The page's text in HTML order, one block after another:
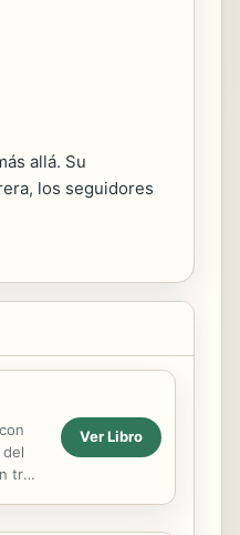
allá. Su
los seguidores
tres
Ver Libro